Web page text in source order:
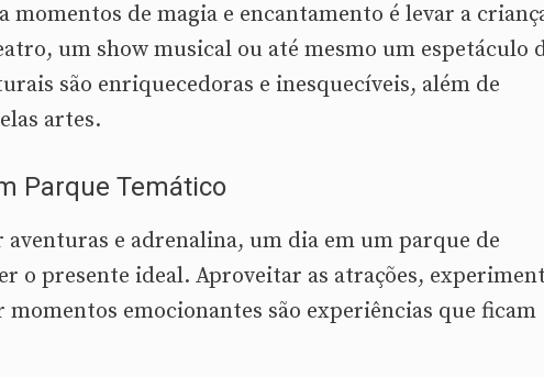
de magia e encantamento é levar a
um show musical ou até mesmo um espetáculo
são enriquecedoras e inesquecíveis, além de
artes.
Parque Temático
aventuras e adrenalina, um dia em um parque de
o presente ideal. Aproveitar as atrações,
emocionantes são experiências que ficam